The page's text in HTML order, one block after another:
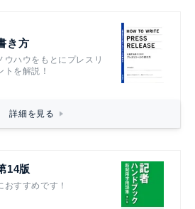
き方
ハウをもとにプレスリ
トを解説！
詳細を見る
14版
すすめです！